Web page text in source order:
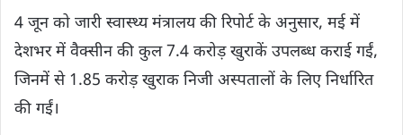
4 जून को जारी स्वास्थ्य मंत्रालय की रिपोर्ट के अनुसार, मई में
देशभर में वैक्सीन की कुल 7.4 करोड़ खुराकें उपलब्ध कराई गईं,
जिनमें से 1.85 करोड़ खुराक निजी अस्पतालों के लिए निर्धारित
की गईं।